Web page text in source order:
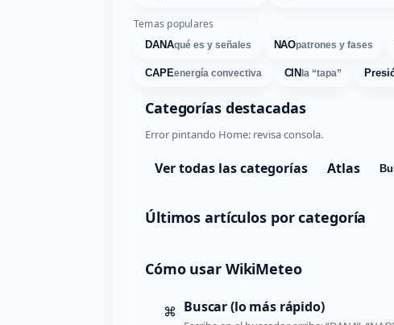
Temas populares
DANAqué es y señales NAOpatrones y fases
CAPEenergía convectiva CIN la “tapa”
Categorías destacadas
Error pintando Home: revisa consola.
Ver todas las categorías Atlas
Últimos artículos por categoría
Cómo usar WikiMeteo
⌘ Buscar (lo más rápido)